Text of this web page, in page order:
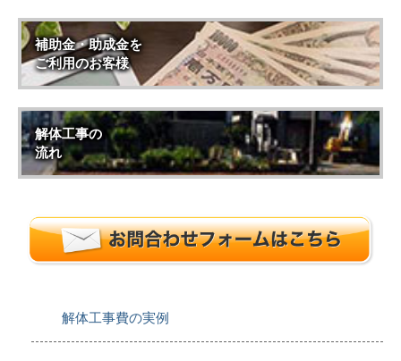
補助金・助成金を
ご利用のお客様
解体工事の
流れ
解体工事費の実例